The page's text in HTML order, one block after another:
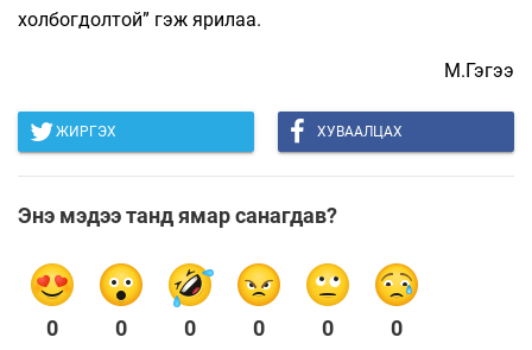
холбогдолтой” гэж ярилаа.
М.Гэгээ
ЖИРГЭХ ХУВААЛЦАХ
Энэ мэдээ танд ямар санагдав?
0 0 0 0 0 0